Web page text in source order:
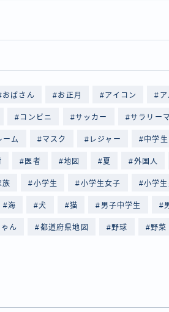
おばさん お正月 アイコン
コンビニ サッカー サラリー
ーム マスク レジャー 中学生
医者 地図 夏 外国人
族 小学生 小学生女子 小学
海 犬 猫 男子中学生
ん 都道府県地図 野球 野菜